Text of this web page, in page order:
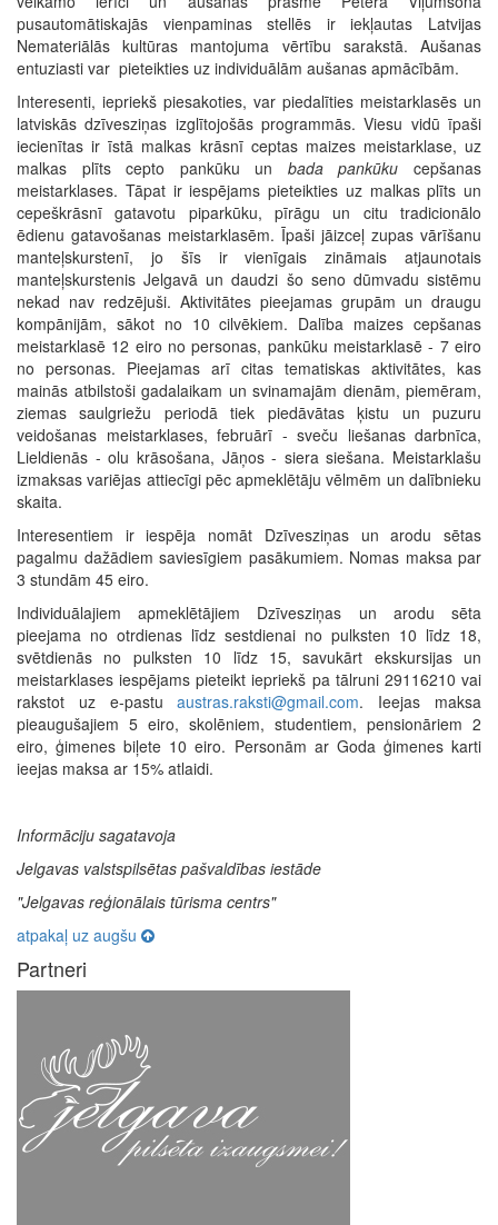
pusautomātiskajās vienpaminas stellēs ir iekļautas Latvijas
Nemateriālās kultūras mantojuma vērtību sarakstā. Aušanas
entuziasti var pieteikties uz individuālām aušanas apmācībām.
Interesenti, iepriekš piesakoties, var piedalīties meistarklasēs un
latviskās dzīvesziņas izglītojošās programmās. Viesu vidū īpaši
iecienītas ir īstā malkas krāsnī ceptas maizes meistarklase, uz
malkas plīts cepto pankūku un bada pankūku cepšanas
meistarklases. Tāpat ir iespējams pieteikties uz malkas plīts un
cepeškrāsnī gatavotu piparkūku, pīrāgu un citu tradicionālo
ēdienu gatavošanas meistarklasēm. Īpaši jāizceļ zupas vārīšanu
manteļskurstenī, jo šīs ir vienīgais zināmais atjaunotais
manteļskurstenis Jelgavā un daudzi šo seno dūmvadu sistēmu
nekad nav redzējuši. Aktivitātes pieejamas grupām un draugu
kompānijām, sākot no 10 cilvēkiem. Dalība maizes cepšanas
meistarklasē 12 eiro no personas, pankūku meistarklasē - 7 eiro
no personas. Pieejamas arī citas tematiskas aktivitātes, kas
mainās atbilstoši gadalaikam un svinamajām dienām, piemēram,
ziemas saulgriežu periodā tiek piedāvātas ķistu un puzuru
veidošanas meistarklases, februārī - sveču liešanas darbnīca,
Lieldienās - olu krāsošana, Jāņos - siera siešana. Meistarklašu
izmaksas variējas attiecīgi pēc apmeklētāju vēlmēm un dalībnieku
skaita.
Interesentiem ir iespēja nomāt Dzīvesziņas un arodu sētas
pagalmu dažādiem saviesīgiem pasākumiem. Nomas maksa par
3 stundām 45 eiro.
Individuālajiem apmeklētājiem Dzīvesziņas un arodu sēta
pieejama no otrdienas līdz sestdienai no pulksten 10 līdz 18,
svētdienās no pulksten 10 līdz 15, savukārt ekskursijas un
meistarklases iespējams pieteikt iepriekš pa tālruni 29116210 vai
rakstot uz e-pastuaustras.raksti@gmail.com. Ieejas maksa
pieaugušajiem 5 eiro, skolēniem, studentiem, pensionāriem 2
eiro, ģimenes biļete 10 eiro. Personām ar Goda ģimenes karti
ieejas maksa ar 15% atlaidi.
Informāciju sagatavoja
Jelgavas valstspilsētas pašvaldības iestāde
"Jelgavas reģionālais tūrisma centrs"
atpakaļ uz augšu
Partneri